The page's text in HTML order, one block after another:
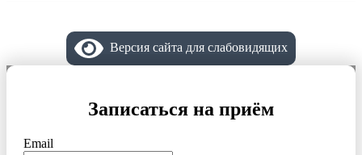
Версия сайта для слабовидящих
Записаться на приём
Email